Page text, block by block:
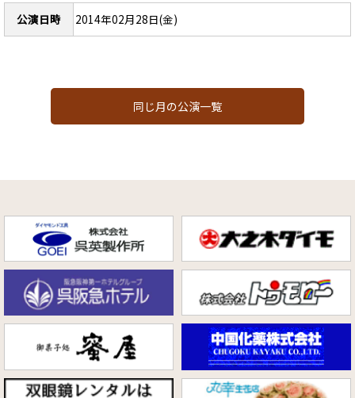
公演日時 2014年02月28日(金)
同じ月の公演一覧